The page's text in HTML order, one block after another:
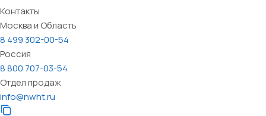
Контакты
Москва и Область
8 499 302-00-54
Россия
8 800 707-03-54
Отдел продаж
info@nwht.ru